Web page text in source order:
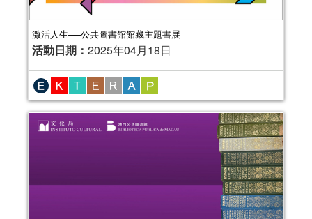
激活人生──公共圖書館館藏主題書展
活動日期： 2025年04月18日